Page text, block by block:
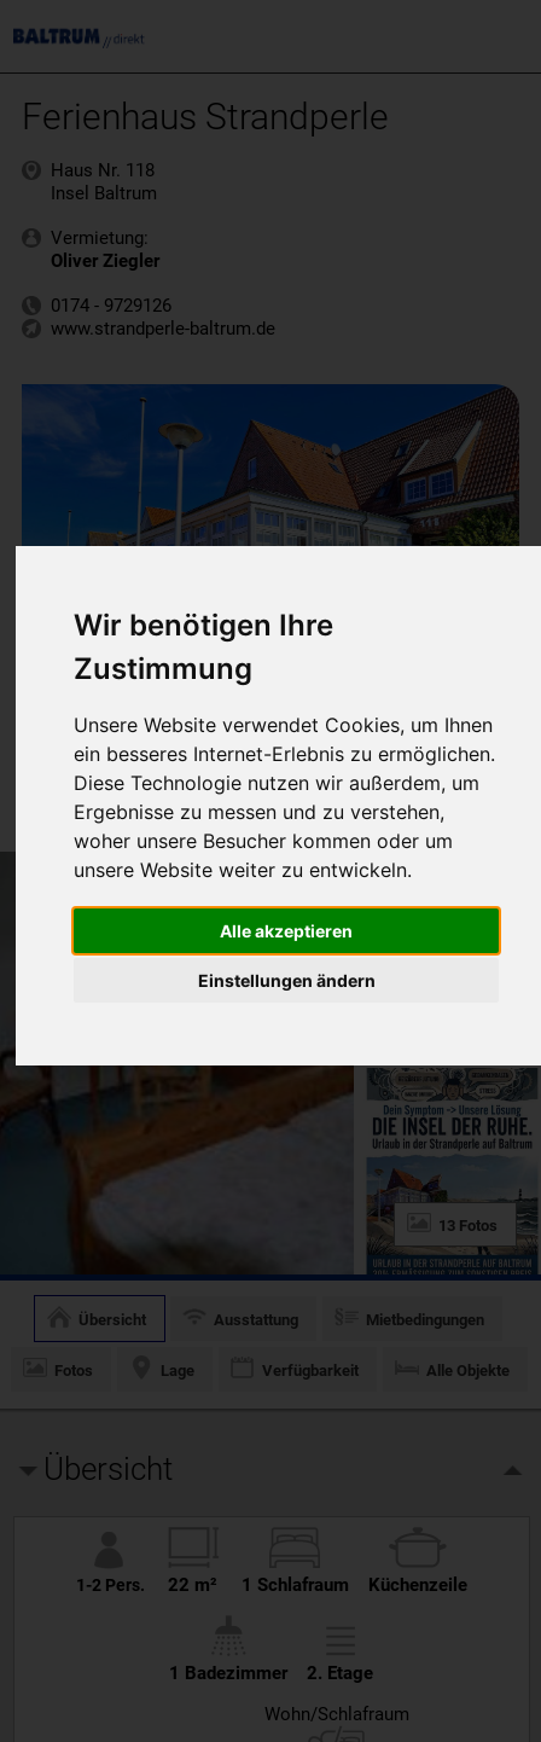
Wir benötigen Ihre
Zustimmung
Unsere Website verwendet Cookies, um Ihnen
ein besseres Internet-Erlebnis zu ermöglichen.
Diese Technologie nutzen wir außerdem, um
Ergebnisse zu messen und zu verstehen,
woher unsere Besucher kommen oder um
unsere Website weiter zu entwickeln.
Alle akzeptieren
Einstellungen ändern
Ferienhaus Strandperle
Haus Nr. 118
Insel Baltrum
Vermietung:
Oliver Ziegler
0174 - 9729126
www.strandperle-baltrum.de
FeWo 10
22m² für 1-2 Pers.
13 Fotos
Übersicht Ausstattung Mietbedingungen
Fotos Lage Verfügbarkeit Alle Objekte
Übersicht
1-2 Pers. 22 m² 1 Schlafraum Küchenzeile
1 Badezimmer 2. Etage
Wohn/Schlafraum